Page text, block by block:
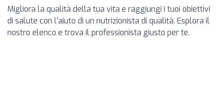
Migliora la qualità della tua vita e raggiungi i tuoi obiettivi
di salute con l'aiuto di un nutrizionista di qualità. Esplora il
nostro elenco e trova il professionista giusto per te.